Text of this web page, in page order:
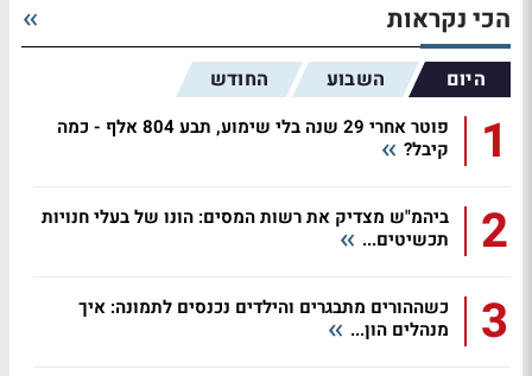
הכי נקראות
היום השבוע החודש
1
פוטר אחרי 29 שנה בלי שימוע, תבע 804 אלף - כמה
קיבל?
2
ביהמ"ש מצדיק את רשות המסים: הונו של בעלי חנויות
תכשיטים...
3
כשההורים מתבגרים והילדים נכנסים לתמונה: איך
מנהלים הון...